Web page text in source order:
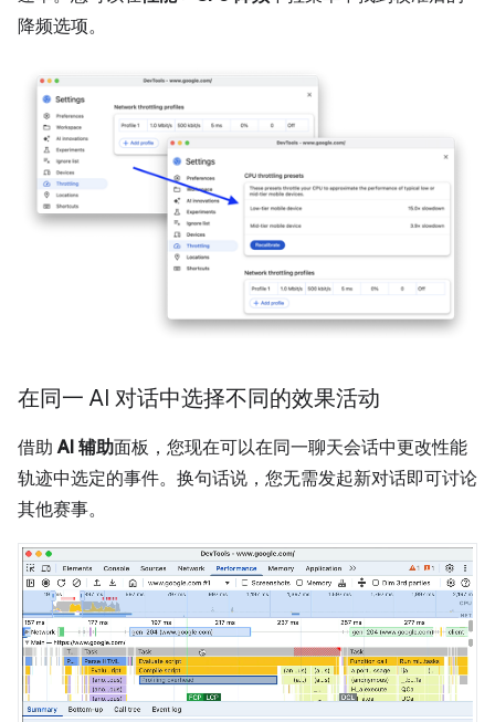
降频选项。
在同一 AI 对话中选择不同的效果活动
借助AI 辅助面板，您现在可以在同一聊天会话中更改性能
轨迹中选定的事件。换句话说，您无需发起新对话即可讨论
其他赛事。